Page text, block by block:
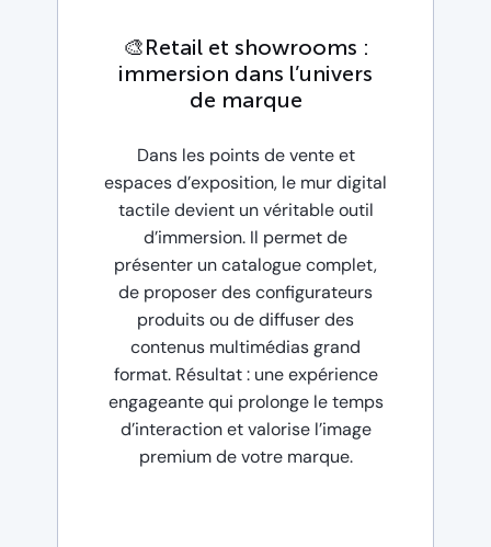
🎨Retail et showrooms :
immersion dans l’univers
de marque
Dans les points de vente et
espaces d’exposition, le mur digital
tactile devient un véritable outil
d’immersion. Il permet de
présenter un catalogue complet,
de proposer des configurateurs
produits ou de diffuser des
contenus multimédias grand
format. Résultat : une expérience
engageante qui prolonge le temps
d’interaction et valorise l’image
premium de votre marque.